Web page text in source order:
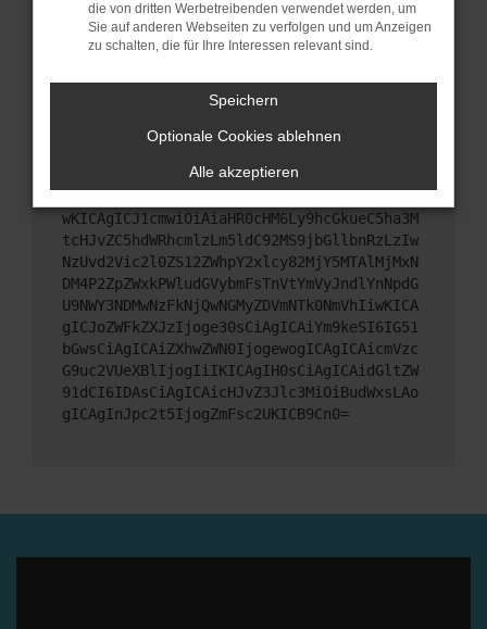
Wende dich an den Webseitenbetreiber.
Wenn du alle oben genannten Schritte versucht
hast, kontaktiere uns bitte. Wir werden versuchen,
das Problem zu beheben. Du kannst uns diesen
Text schicken, um uns bei der Fehlersuche zu
unterstützen:
ewogICJuYW1lIjogIk5ldHdvcmtFcnJvciIsCiAgI
mNvbmZpZyI6IHsKICAgICJtZXRob2QiOiAiR0VUIi
wKICAgICJ1cmwiOiAiaHR0cHM6Ly9hcGkueC5ha3M
tcHJvZC5hdWRhcmlzLm5ldC92MS9jbGllbnRzLzIw
NzUvd2Vic2l0ZS12ZWhpY2xlcy82MjY5MTAlMjMxN
DM4P2ZpZWxkPWludGVybmFsTnVtYmVyJndlYnNpdG
U9NWY3NDMwNzFkNjQwNGMyZDVmNTk0NmVhIiwKICA
gICJoZWFkZXJzIjoge30sCiAgICAiYm9keSI6IG51
bGwsCiAgICAiZXhwZWN0IjogewogICAgICAicmVzc
G9uc2VUeXBlIjogIiIKICAgIH0sCiAgICAidGltZW
91dCI6IDAsCiAgICAicHJvZ3Jlc3MiOiBudWxsLAo
gICAgInJpc2t5IjogZmFsc2UKICB9Cn0=
die von dritten Werbetreibenden verwendet werden, um
Sie auf anderen Webseiten zu verfolgen und um Anzeigen
zu schalten, die für Ihre Interessen relevant sind.
Speichern
Optionale Cookies ablehnen
Alle akzeptieren